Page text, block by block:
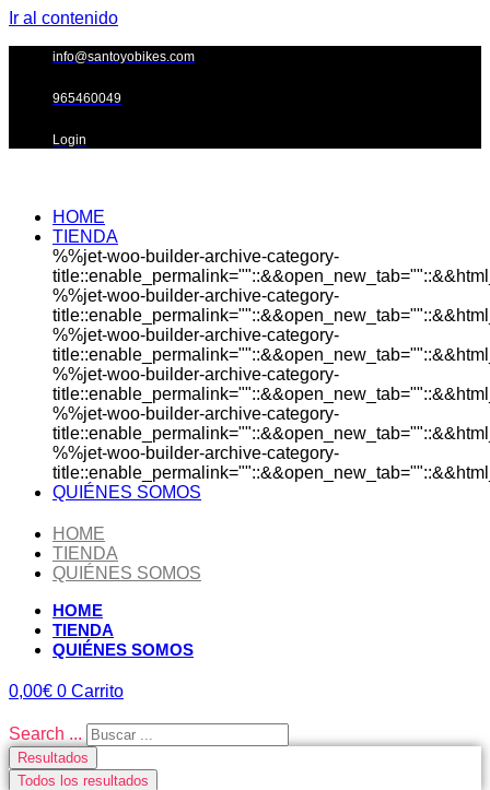
Ir al contenido
info@santoyobikes.com
965460049
Login
HOME
TIENDA
%%jet-woo-builder-archive-category-
%%jet-woo-builder-archive-category-
%%jet-woo-builder-archive-category-
%%jet-woo-builder-archive-category-
%%jet-woo-builder-archive-category-
%%jet-woo-builder-archive-category-
QUIÉNES SOMOS
HOME
TIENDA
QUIÉNES SOMOS
HOME
TIENDA
QUIÉNES SOMOS
0,00€ 0 Carrito
Search ...
Resultados
Todos los resultados